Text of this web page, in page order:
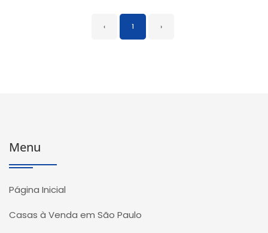
‹ 1 ›
Menu
Página Inicial
Casas à Venda em São Paulo